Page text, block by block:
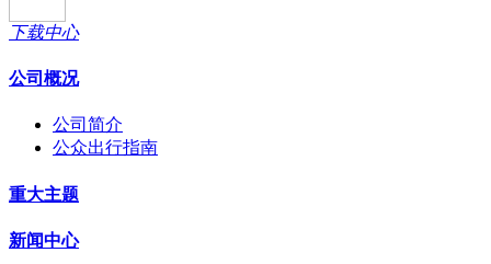
下载中心
公司概况
公司简介
公众出行指南
重大主题
新闻中心